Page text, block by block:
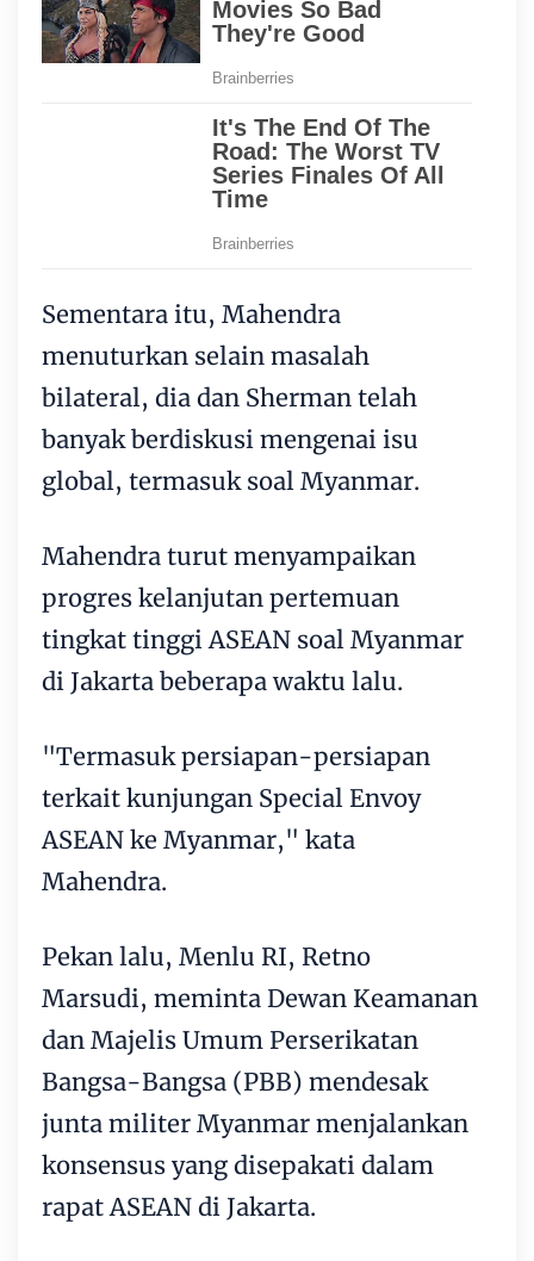
Sementara itu, Mahendra
menuturkan selain masalah
bilateral, dia dan Sherman telah
banyak berdiskusi mengenai isu
global, termasuk soal Myanmar.
Mahendra turut menyampaikan
progres kelanjutan pertemuan
tingkat tinggi ASEAN soal Myanmar
di Jakarta beberapa waktu lalu.
"Termasuk persiapan-persiapan
terkait kunjungan Special Envoy
ASEAN ke Myanmar," kata
Mahendra.
Pekan lalu, Menlu RI, Retno
Marsudi, meminta Dewan Keamanan
dan Majelis Umum Perserikatan
Bangsa-Bangsa (PBB) mendesak
junta militer Myanmar menjalankan
konsensus yang disepakati dalam
rapat ASEAN di Jakarta.